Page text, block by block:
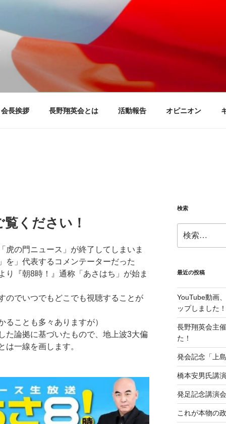
長野翔英会
会
会長挨拶 長野翔英会とは 活動報告 オピニオン
覧ください！
虎の門ニュース」が終了してしまいま
を」代表するコメンテーターだった
り『朝8時！』通称「あさはち」が始ま
のでいつでもどこでも視聴することが
ることも多々ありますが）
た論拠に基づいたもので、地上波3大偏
は一線を画します。
検索
索:
最近の投稿
YouTube動画
ップしました！
長野翔英会主
た！
発会記念「上
橋本安男氏講
発足記念講演
これが本物の